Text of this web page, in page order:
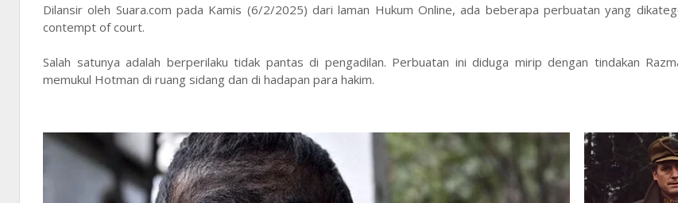
Dilansir oleh Suara.com pada Kamis (6/2/2025) dari laman Hukum Online, ada beberapa perbuatan yang
contempt of court.
Salah satunya adalah berperilaku tidak pantas di pengadilan. Perbuatan ini diduga mirip dengan tindakan
memukul Hotman di ruang sidang dan di hadapan para hakim.